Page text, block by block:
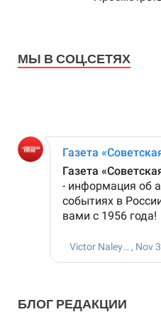
МЫ В СОЦ.СЕТЯХ
БЛОГ РЕДАКЦИИ